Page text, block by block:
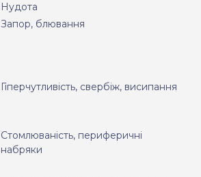
Нудота
Запор, блювання
Гіперчутливість, свербіж, висипання
Стомлюваність, периферичні
набряки